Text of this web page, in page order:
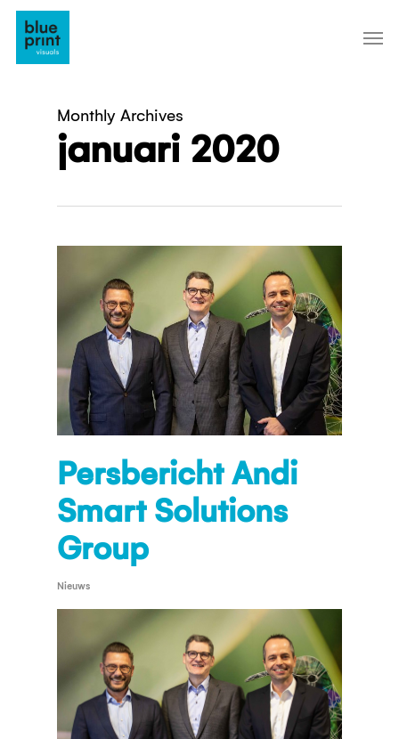
Skip
Monthly Archives
januari 2020
Persbericht Andi
Smart Solutions
Group
Nieuws